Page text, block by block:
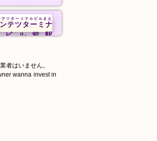
テツターミナ
ビル前駅
テツターミナルビルまえ
者はいません。
wanna invest in